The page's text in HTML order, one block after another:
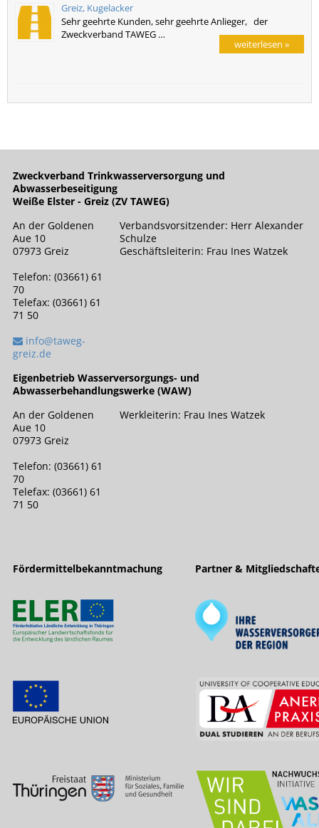
Greiz, Kugelacker
Sehr geehrte Kunden, sehr geehrte Anlieger, der
Zweckverband TAWEG …
weiterlesen »
Zweckverband Trinkwasserversorgung und
Abwasserbeseitigung
Weiße Elster - Greiz (ZV TAWEG)
An der Goldenen
Aue 10
07973 Greiz
Telefon: (03661) 61
70
Telefax: (03661) 61
71 50
info@taweg-
greiz.de
Verbandsvorsitzender: Herr Alexander
Schulze
Geschäftsleiterin: Frau Ines Watzek
Eigenbetrieb Wasserversorgungs- und
Abwasserbehandlungswerke (WAW)
An der Goldenen
Aue 10
07973 Greiz
Telefon: (03661) 61
70
Telefax: (03661) 61
71 50
Werkleiterin: Frau Ines Watzek
Fördermittelbekanntmachung Partner &